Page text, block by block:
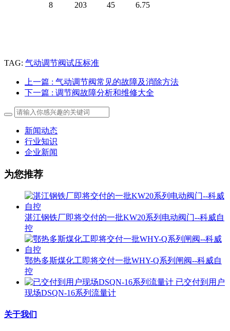
8 203 45 6.75
TAG: 气动调节阀试压标准
上一篇 : 气动调节阀常见的故障及消除方法
下一篇 : 调节阀故障分析和维修大全
新闻动态
行业知识
企业新闻
为您推荐
湛江钢铁厂即将交付的一批KW20系列电动阀门--科威自
控
鄂热多斯煤化工即将交付一批WHY-Q系列闸阀--科威自
控
已交付到用户
现场DSQN-16系列流量计
关于我们